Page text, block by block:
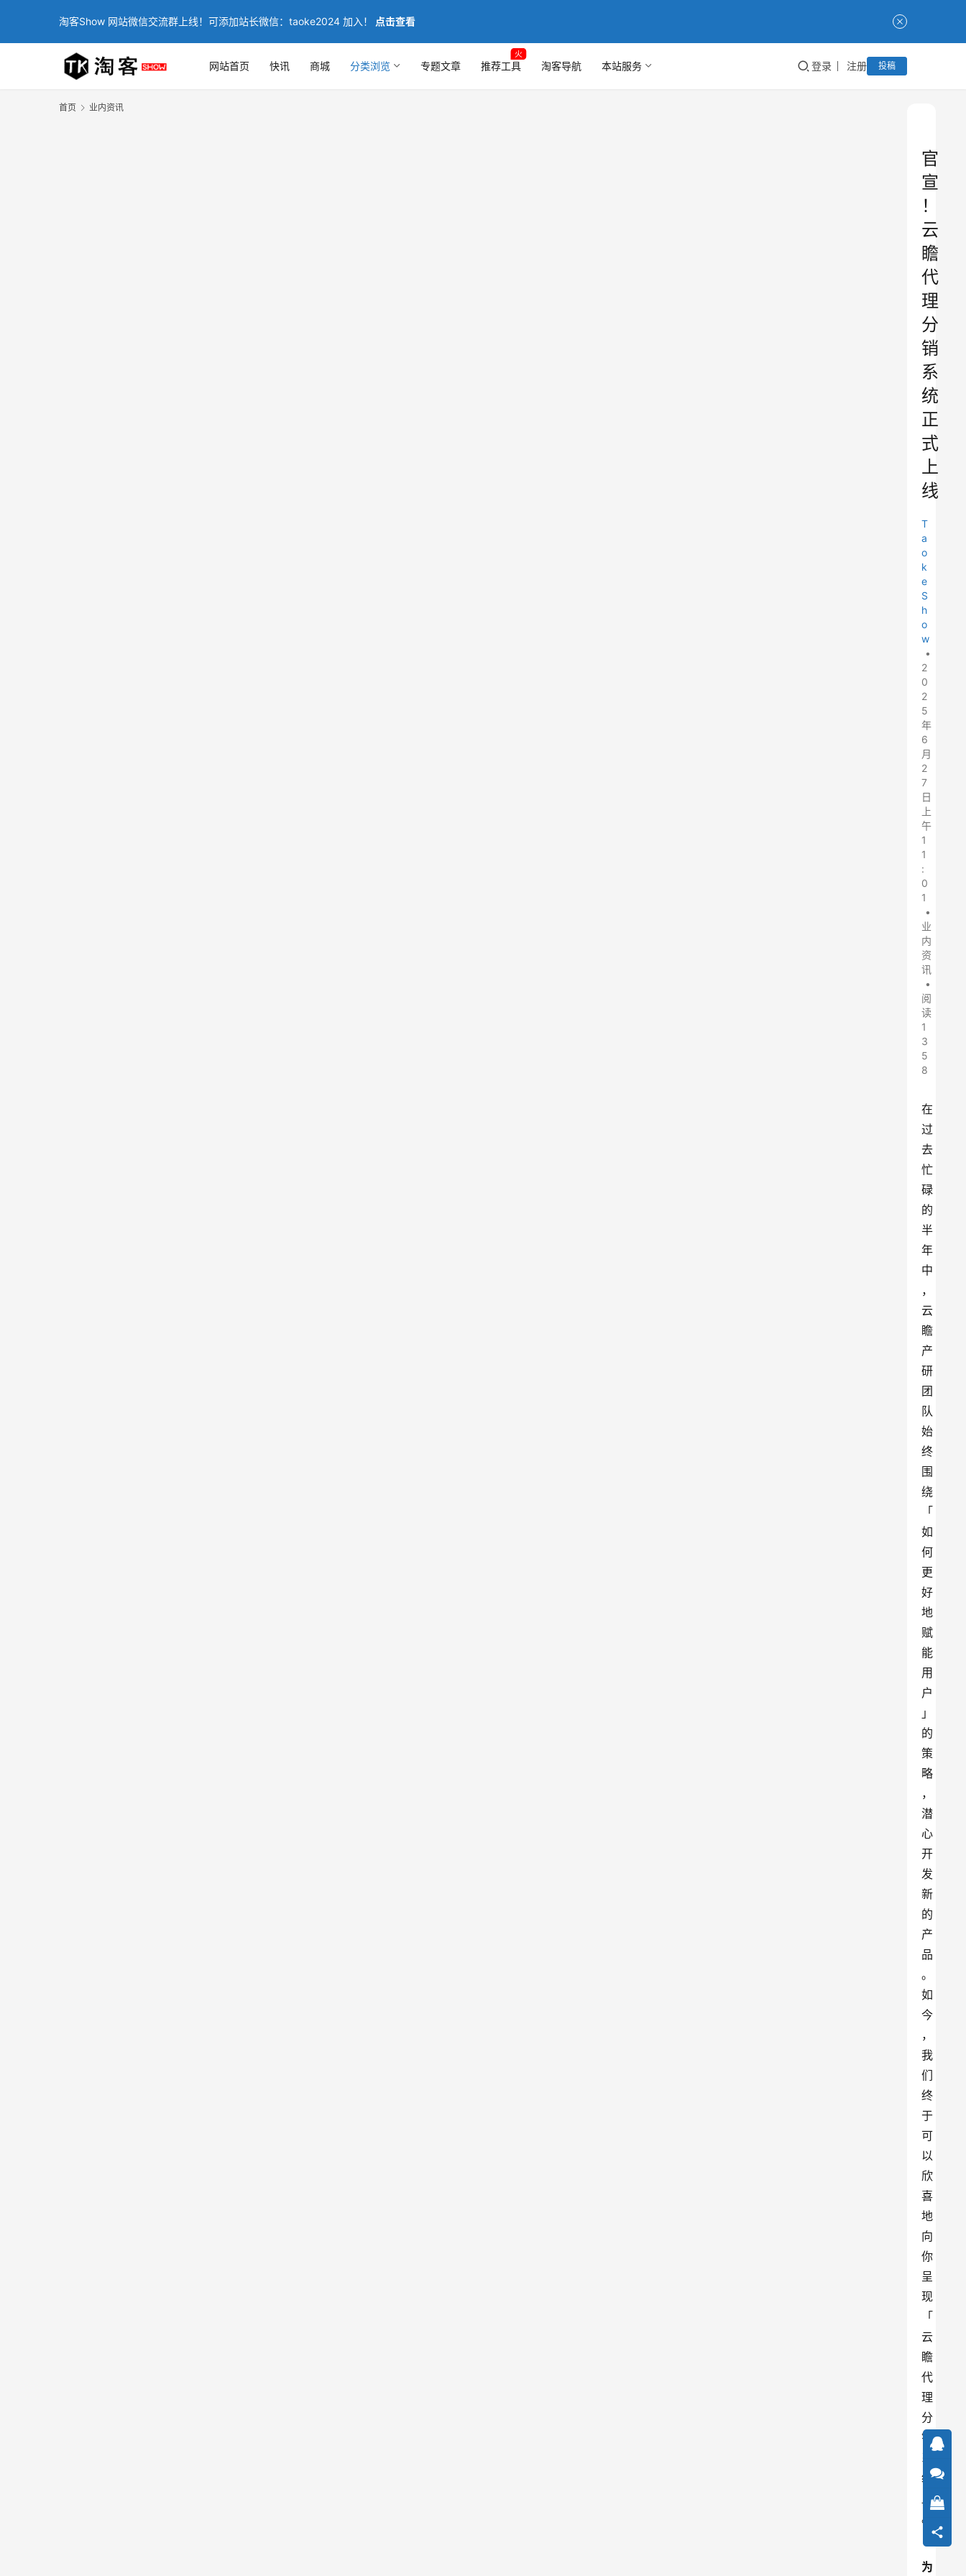
淘客Show 网站微信交流群上线！可添加站长微信：taoke2024 加入！ 点击查看
网站首页 快讯 商城 分类浏览 专题文章 推荐工具
火
淘客导航 本站服务 登录 注册 投稿
首页 业内资讯
官
宣
！
云
瞻
代
理
分
销
系
统
正
式
上
线
T
a
o
k
e
S
h
o
w
•
2
0
2
5
年
6
月
2
7
日
上
午
1
1
:
0
1
•
业
内
资
讯
•
阅
读
1
3
5
8
在
过
去
忙
碌
的
半
年
中
，
云
瞻
产
研
团
队
始
终
围
绕
「
如
何
更
好
地
赋
能
用
户
」
的
策
略
，
潜
心
开
发
新
的
产
品
。
如
今
，
我
们
终
于
可
以
欣
喜
地
向
你
呈
现
「
云
瞻
代
理
分
销
系
统
」
。
为